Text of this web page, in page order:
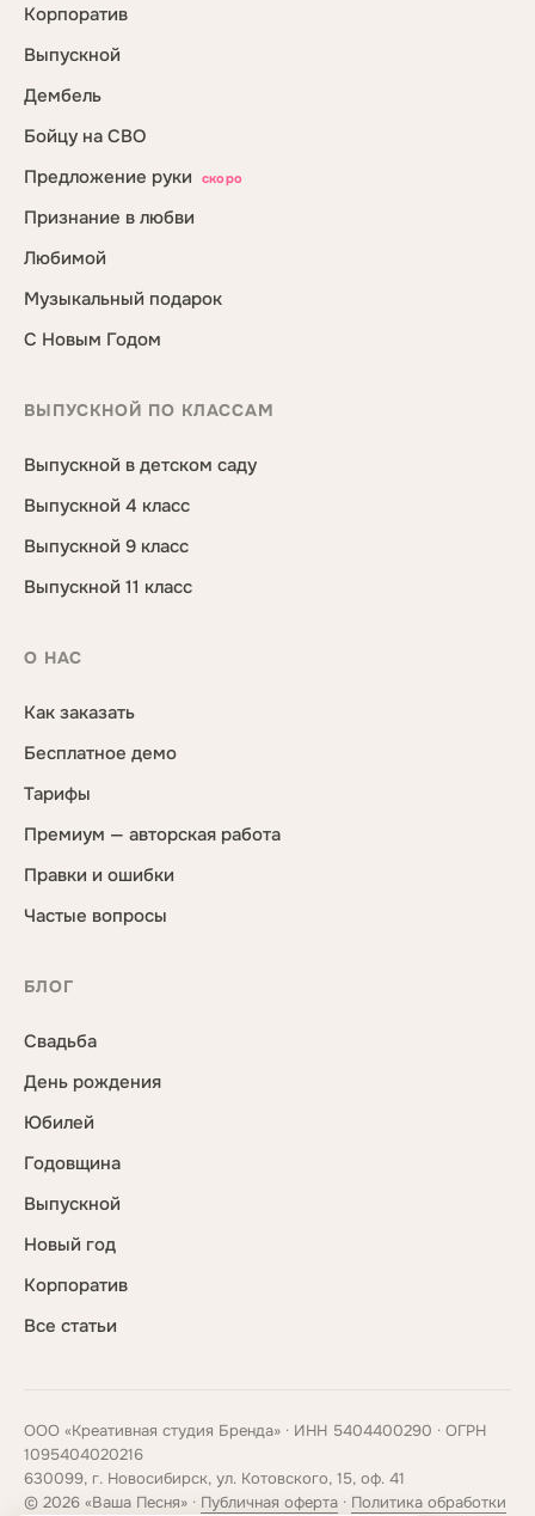
Корпоратив
Выпускной
Дембель
Бойцу на СВО
Предложение руки
скоро
Признание в любви
Любимой
Музыкальный подарок
С Новым Годом
ВЫПУСКНОЙ ПО КЛАССАМ
Выпускной в детском саду
Выпускной 4 класс
Выпускной 9 класс
Выпускной 11 класс
О НАС
Как заказать
Бесплатное демо
Тарифы
Премиум — авторская работа
Правки и ошибки
Частые вопросы
БЛОГ
Свадьба
День рождения
Юбилей
Годовщина
Выпускной
Новый год
Корпоратив
Все статьи
ООО «Креативная студия Бренда» · ИНН 5404400290 · ОГРН
1095404020216
630099, г. Новосибирск, ул. Котовского, 15, оф. 41
© 2026 «Ваша Песня» · Публичная оферта · Политика обработки